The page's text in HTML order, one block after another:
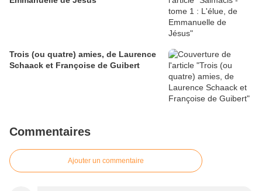
Trois (ou quatre) amies, de Laurence
Schaack et Françoise de Guibert
Commentaires
Ajouter un commentaire